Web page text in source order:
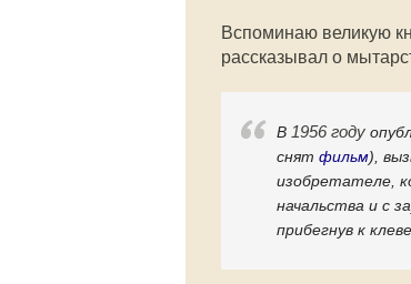
Вспоминаю великую
рассказывал о
В 1956 году
снят фильм),
изобретателе,
начальства и с
прибегнув к